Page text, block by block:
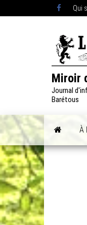
Qui
Miroir
Journal
Barétous
À